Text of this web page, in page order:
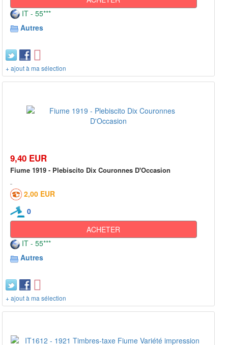
IT - 55***
Autres
+ ajout à ma sélection
9,40 EUR
Fiume 1919 - Plebiscito Dix Couronnes D'Occasion
2,00 EUR
0
ACHETER
IT - 55***
Autres
+ ajout à ma sélection